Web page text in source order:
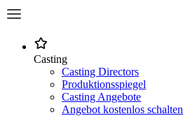
Casting
Casting Directors
Produktionsspiegel
Casting Angebote
Angebot kostenlos schalten